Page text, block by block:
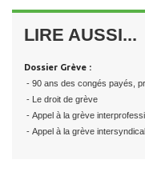
LIRE AUSSI...
Dossier Grève :
- 90 ans des congés payés,
- Le droit de grève
- Appel à la grève
- Appel à la grève